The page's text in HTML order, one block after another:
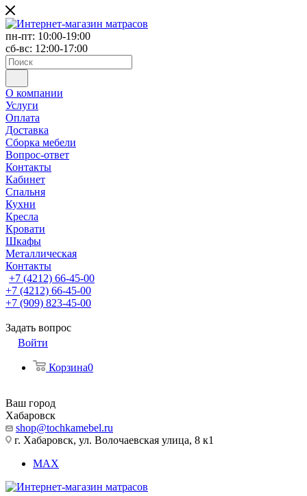
пн-пт: 10:00-19:00
сб-вс: 12:00-17:00
О компании
Услуги
Оплата
Доставка
Сборка мебели
Вопрос-ответ
Контакты
Кабинет
Спальня
Кухни
Кресла
Кровати
Шкафы
Металлическая
Контакты
+7 (4212) 66-45-00
+7 (4212) 66-45-00
+7 (909) 823-45-00
Задать вопрос
Войти
Корзина0
Ваш город
Хабаровск
shop@tochkamebel.ru
г. Хабаровск, ул. Волочаевская улица, 8 к1
MAX